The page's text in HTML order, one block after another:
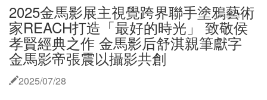
2025金馬影展主視覺跨界聯手塗鴉藝術
家REACH打造「最好的時光」 致敬侯
孝賢經典之作 金馬影后舒淇親筆獻字
金馬影帝張震以攝影共創
2025/07/28